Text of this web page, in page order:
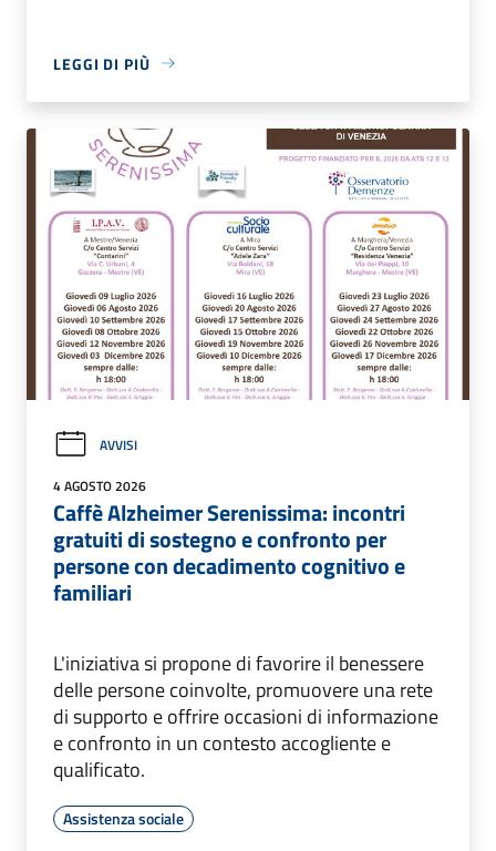
LEGGI DI PIÙ
AVVISI
4 AGOSTO 2026
Caffè Alzheimer Serenissima: incontri
gratuiti di sostegno e confronto per
persone con decadimento cognitivo e
familiari
L'iniziativa si propone di favorire il benessere
delle persone coinvolte, promuovere una rete
di supporto e offrire occasioni di informazione
e confronto in un contesto accogliente e
qualificato.
Assistenza sociale